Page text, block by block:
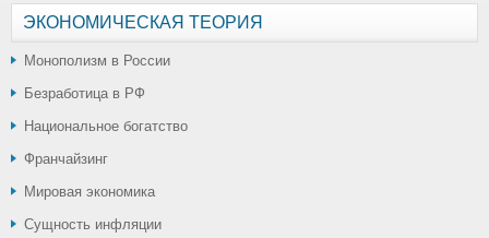
ЭКОНОМИЧЕСКАЯ ТЕОРИЯ
Монополизм в России
Безработица в РФ
Национальное богатство
Франчайзинг
Мировая экономика
Сущность инфляции